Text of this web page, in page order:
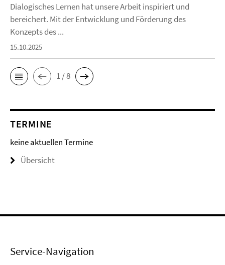
Dialogisches Lernen hat unsere Arbeit inspiriert und
bereichert. Mit der Entwicklung und Förderung des
Konzepts des ...
15.10.2025
1 / 8
TERMINE
keine aktuellen Termine
Übersicht
Service-Navigation